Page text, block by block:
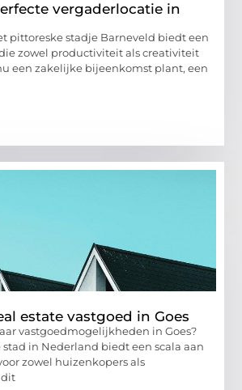
vergaderlocatie in
pittoreske stadje Barneveld biedt een
zowel productiviteit als creativiteit
een zakelijke bijeenkomst plant, een
estate vastgoed in Goes
vastgoedmogelijkheden in Goes?
in Nederland biedt een scala aan
zowel huizenkopers als
dit